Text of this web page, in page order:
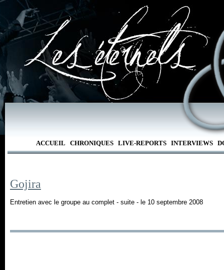
ACCUEIL CHRONIQUES LIVE-REPORTS INTERVIEWS
Gojira
Entretien avec le groupe au complet - suite - le 10 septembre 2008